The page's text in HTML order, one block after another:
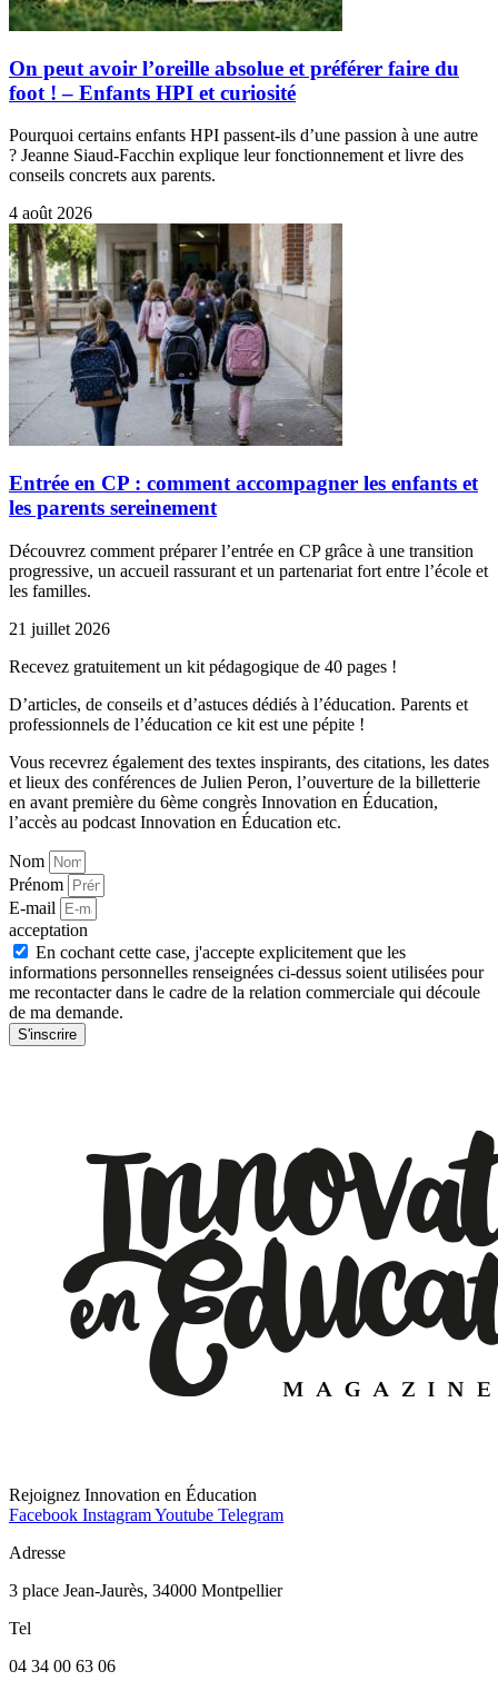
On peut avoir l’oreille absolue et préférer faire du
foot ! – Enfants HPI et curiosité
Pourquoi certains enfants HPI passent-ils d’une passion à une autre
? Jeanne Siaud-Facchin explique leur fonctionnement et livre des
conseils concrets aux parents.
4 août 2026
Entrée en CP : comment accompagner les enfants et
les parents sereinement
Découvrez comment préparer l’entrée en CP grâce à une transition
progressive, un accueil rassurant et un partenariat fort entre l’école et
les familles.
21 juillet 2026
Recevez gratuitement un kit pédagogique de 40 pages !
D’articles, de conseils et d’astuces dédiés à l’éducation. Parents et
professionnels de l’éducation ce kit est une pépite !
Vous recevrez également des textes inspirants, des citations, les dates
et lieux des conférences de Julien Peron, l’ouverture de la billetterie
en avant première du 6ème congrès Innovation en Éducation,
l’accès au podcast Innovation en Éducation etc.
Nom
Prénom
E-mail
acceptation
En cochant cette case, j'accepte explicitement que les
informations personnelles renseignées ci-dessus soient utilisées pour
me recontacter dans le cadre de la relation commerciale qui découle
de ma demande.
S'inscrire
Rejoignez Innovation en Éducation
Facebook InstagramYoutube Telegram
Adresse
3 place Jean-Jaurès, 34000 Montpellier
Tel
04 34 00 63 06